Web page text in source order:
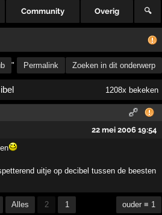
Community Overig 🔍
" Permalink Zoeken in dit onderwerp
1208x bekeken
22 mei 2006 19:54
uitje op decibel tussen de beesten
Alles 2 1 ouder ≡ 1